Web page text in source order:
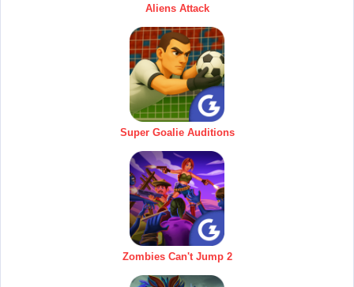
Aliens Attack
Super Goalie Auditions
Zombies Can't Jump 2